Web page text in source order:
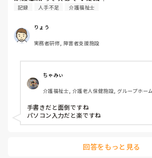
記録 人手不足 介護福祉士
りょう
実務者研修, 障害者支援施設
ちゃみぃ
介護福祉士, 介護老人保健施設, グループホー
手書きだと面倒ですね
パソコン入力だと楽ですね
回答をもっと見る